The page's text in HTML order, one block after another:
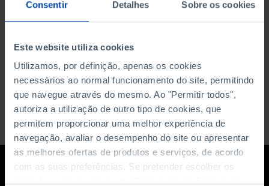
Consentir Detalhes Sobre os cookies
Este website utiliza cookies
Utilizamos, por definição, apenas os cookies
necessários ao normal funcionamento do site, permitindo
que navegue através do mesmo. Ao "Permitir todos",
autoriza a utilização de outro tipo de cookies, que
permitem proporcionar uma melhor experiência de
navegação, avaliar o desempenho do site ou apresentar
as melhores ofertas de produtos e serviços, de acordo
com as suas preferências. Se pretender escolher os
DATA DE FIM